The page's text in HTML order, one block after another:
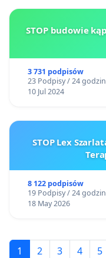
STOP budowie
3 731 podpisów
23 Podpisy / 24 godzin
10 Jul 2024
STOP Lex
8 122 podpisów
19 Podpisy / 24 godzin
18 May 2026
1 2 3 4 5